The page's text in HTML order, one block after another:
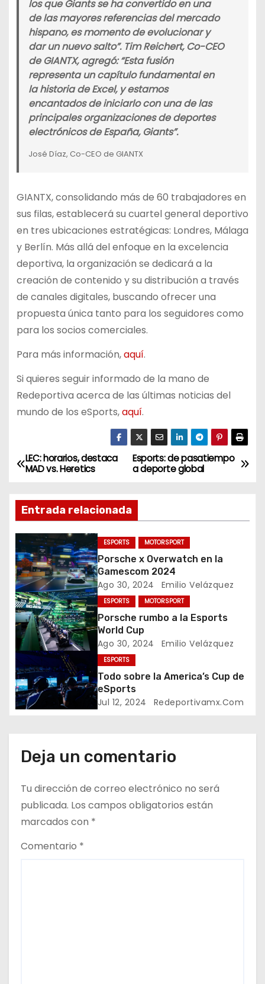
los que Giants se ha convertido en una
de las mayores referencias del mercado
hispano, es momento de evolucionar y
dar un nuevo salto”. Tim Reichert, Co-CEO
de GIANTX, agregó: “Esta fusión
representa un capítulo fundamental en
la historia de Excel, y estamos
encantados de iniciarlo con una de las
principales organizaciones de deportes
electrónicos de España, Giants”.
José Díaz, Co-CEO de GIANTX
GIANTX, consolidando más de 60 trabajadores en
sus filas, establecerá su cuartel general deportivo
en tres ubicaciones estratégicas: Londres, Málaga
y Berlín. Más allá del enfoque en la excelencia
deportiva, la organización se dedicará a la
creación de contenido y su distribución a través
de canales digitales, buscando ofrecer una
propuesta única tanto para los seguidores como
para los socios comerciales.
Para más información,aquí.
Si quieres seguir informado de la mano de
Redeportiva acerca de las últimas noticias del
mundo de los eSports,aquí.
N
v
e
g
a
c
i
ó
n
d
e
n
t
r
Esports: de pasatiempo
a deporte global
LEC: horarios, destaca
MAD vs. Heretics
Entrada relacionada
ESPORTS MOTORSPORT
Porsche x Overwatch en la
Gamescom 2024
Ago 30, 2024 Emilio Velázquez
ESPORTS MOTORSPORT
Porsche rumbo a la Esports
World Cup
Ago 30, 2024 Emilio Velázquez
ESPORTS
Todo sobre la America’s Cup de
eSports
Jul 12, 2024 Redeportivamx.com
Deja un comentario
Tu dirección de correo electrónico no será
publicada. Los campos obligatorios están
marcados con *
Comentario *